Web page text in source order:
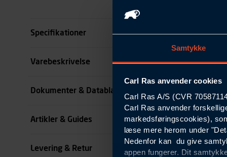
Samtykke
Carl Ras anvender cookies
Carl Ras A/S (CVR
Carl Ras anvender
markedsføringscookies),
læse mere herom under
Nedenfor kan du give
appen fungerer. Dit
Specifikationer
Størrelse
se all specifikationer
Varebeskrivelse
Dokumenter & Datablade
Artikler & Guides
Levering & Retur